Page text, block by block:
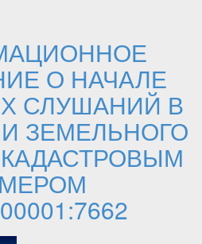
О НАЧАЛЕ
СЛУШАНИЙ В
ЗЕМЕЛЬНОГО